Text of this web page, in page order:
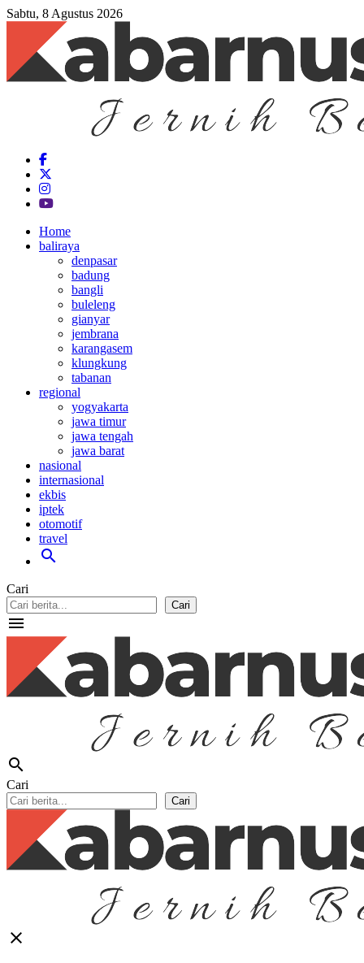
Sabtu, 8 Agustus 2026
Home
baliraya
denpasar
badung
bangli
buleleng
gianyar
jembrana
karangasem
klungkung
tabanan
regional
yogyakarta
jawa timur
jawa tengah
jawa barat
nasional
internasional
ekbis
iptek
otomotif
travel
search
Cari
Cari
menu
search
Cari
Cari
close